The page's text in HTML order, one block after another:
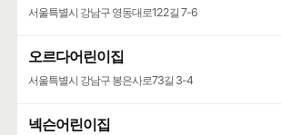
서울특별시 강남구 영동대로122길 7-6
오르다어린이집
서울특별시 강남구 봉은사로73길 3-4
넥슨어린이집